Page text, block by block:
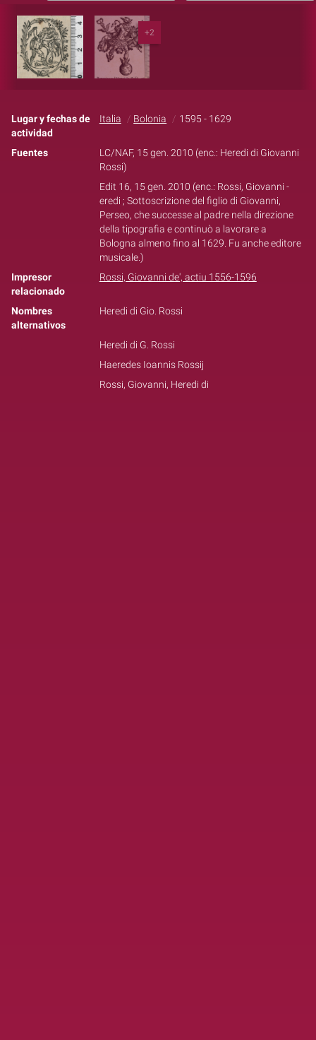
+2
Lugar y fechas de
actividad
Italia Bolonia 1595 - 1629
Fuentes
LC/NAF, 15 gen. 2010 (enc.: Heredi di Giovanni
Rossi)
Edit 16, 15 gen. 2010 (enc.: Rossi, Giovanni -
eredi ; Sottoscrizione del figlio di Giovanni,
Perseo, che successe al padre nella direzione
della tipografia e continuò a lavorare a
Bologna almeno fino al 1629. Fu anche editore
musicale.)
Impresor
relacionado
Rossi, Giovanni de', actiu 1556-1596
Nombres
alternativos
Heredi di Gio. Rossi
Heredi di G. Rossi
Haeredes Ioannis Rossij
Rossi, Giovanni, Heredi di